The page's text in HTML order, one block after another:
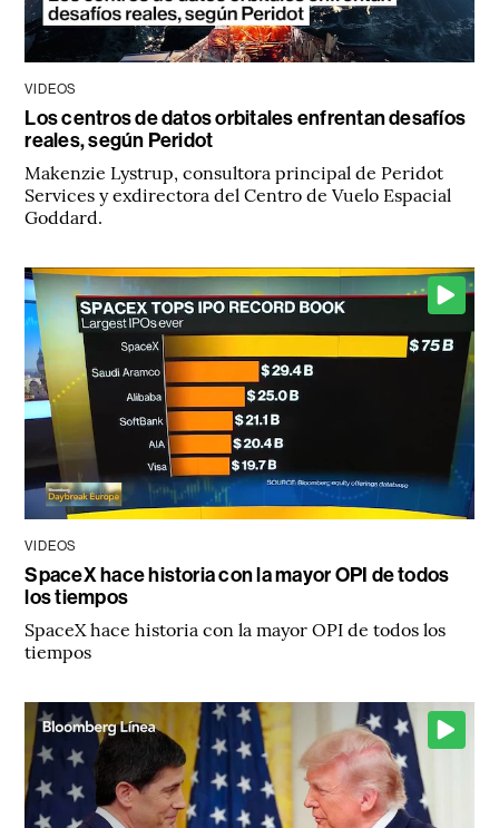
VIDEOS
Los centros de datos orbitales enfrentan desafíos
reales, según Peridot
Makenzie Lystrup, consultora principal de Peridot
Services y exdirectora del Centro de Vuelo Espacial
Goddard.
VIDEOS
SpaceX hace historia con la mayor OPI de todos
los tiempos
SpaceX hace historia con la mayor OPI de todos los
tiempos